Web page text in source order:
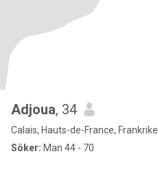
Adjoua, 34
Calais, Hauts-de-France, Frankrike
Söker: Man 44 - 70